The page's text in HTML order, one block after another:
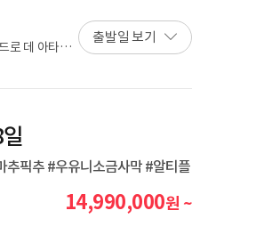
로 데 아타카
출발일 보기
픽추 #우유니소금사막 #알티플
14,990,000원 ~